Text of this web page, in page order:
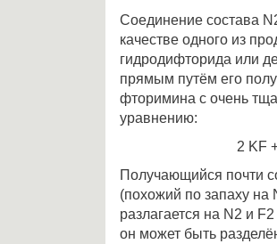
Соединение состава
качестве одного из
гидродифторида или
прямым путём его
фторимина с очень
уравнению:
2 KF
Получающийся почти
(похожий по запаху на
разлагается на N2 и
он может быть